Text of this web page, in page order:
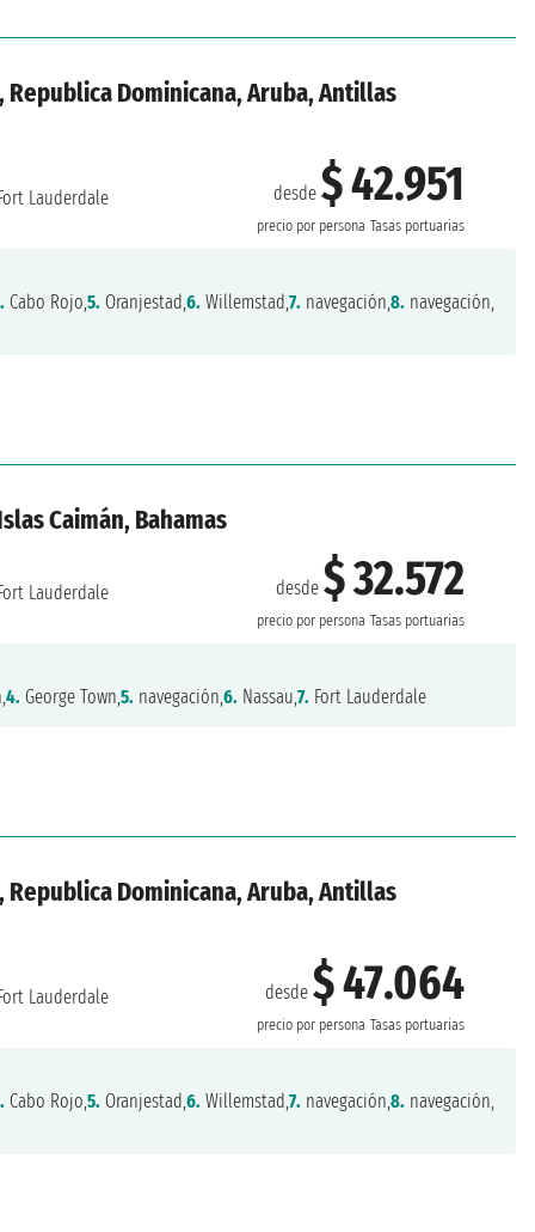
Republica Dominicana, Aruba, Antillas
desde$ 42.951
precio por persona Tasas portuarias
Fort Lauderdale
Cabo Rojo,5. Oranjestad,6. Willemstad,7. navegación,8. navegación,
Caimán, Bahamas
desde$ 32.572
precio por persona Tasas portuarias
Fort Lauderdale
4. George Town,5. navegación,6. Nassau,7. Fort Lauderdale
Republica Dominicana, Aruba, Antillas
desde$ 47.064
precio por persona Tasas portuarias
Fort Lauderdale
Cabo Rojo,5. Oranjestad,6. Willemstad,7. navegación,8. navegación,